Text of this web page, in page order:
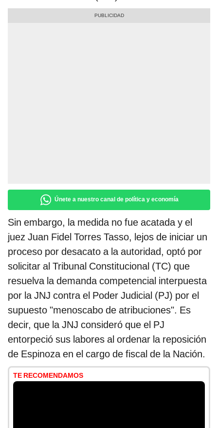
Únete a nuestro canal de política y economía
Sin embargo, la medida no fue acatada y el
juez Juan Fidel Torres Tasso, lejos de iniciar un
proceso por desacato a la autoridad, optó por
solicitar al Tribunal Constitucional (TC) que
resuelva la demanda competencial interpuesta
por la JNJ contra el Poder Judicial (PJ) por el
supuesto "menoscabo de atribuciones". Es
decir, que la JNJ consideró que el PJ
entorpeció sus labores al ordenar la reposición
de Espinoza en el cargo de fiscal de la Nación.
TE RECOMENDAMOS